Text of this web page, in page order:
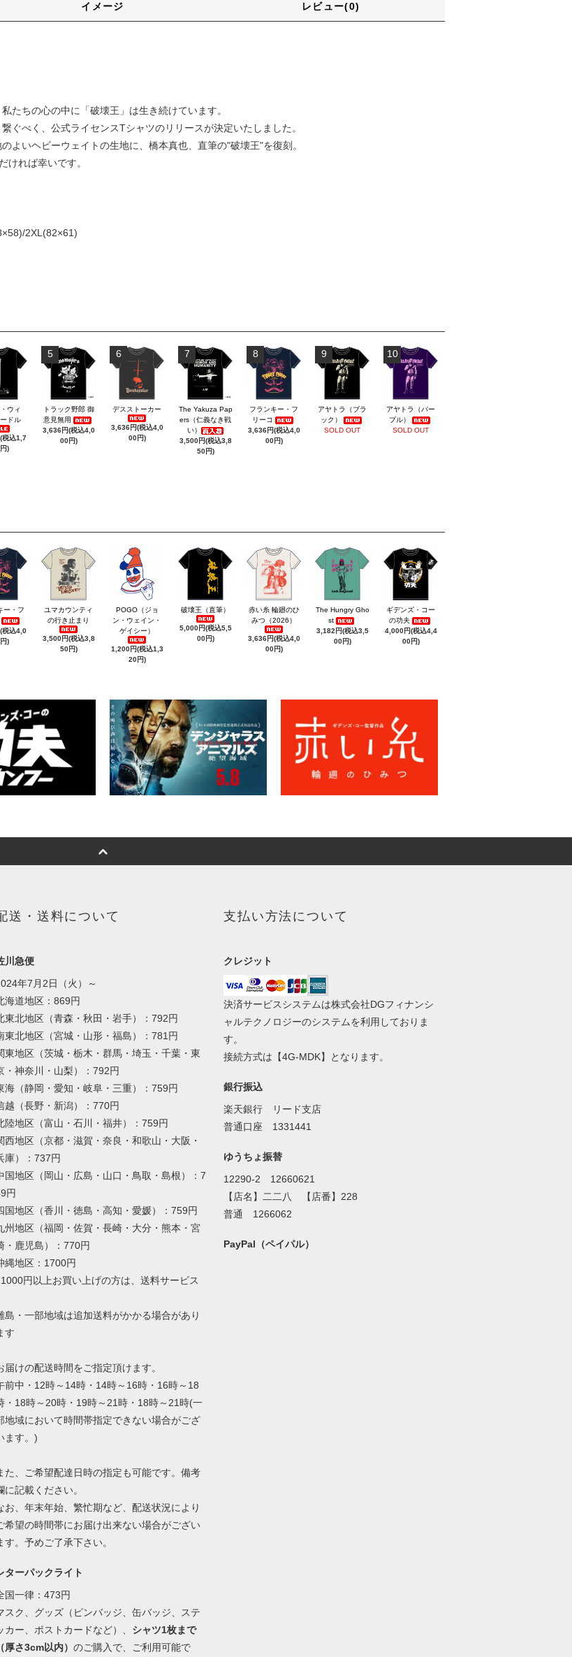
イメージ レビュー(0)
たちの心の中に「破壊王」は生き続けています。
ぐべく、公式ライセンスTシャツのリリースが決定いたしました。
よいヘビーウェイトの生地に、橋本真也、直筆の"破壊王"を復刻。
ければ幸いです。
2XL(82×61)
ウィ
ドル
税込1,7
)
5
トラック野郎 御
意見無用
3,636円(税込4,0
00円)
6
デスストーカー
3,636円(税込4,0
00円)
7
The Yakuza Pap
ers（仁義なき戦
い）
3,500円(税込3,8
50円)
8
フランキー・フ
リーコ
3,636円(税込4,0
00円)
9
アヤトラ（ブラ
ック）
SOLD OUT
10
アヤトラ（パー
プル）
SOLD OUT
ー・フ
税込4,0
)
ユマカウンティ
の行き止まり
3,500円(税込3,8
50円)
POGO（ジョ
ン・ウェイン・
ゲイシー）
1,200円(税込1,3
20円)
破壊王（直筆）
5,000円(税込5,5
00円)
赤い糸 輪廻のひ
みつ（2026）
3,636円(税込4,0
00円)
The Hungry Gho
st
3,182円(税込3,5
00円)
ギデンズ・コー
の功夫
4,000円(税込4,4
00円)
送・送料について
川急便
年7月2日（火）～
海道地区：869円
東北地区（青森・秋田・岩手）：792円
東北地区（宮城・山形・福島）：781円
東地区（茨城・栃木・群馬・埼玉・千葉・東
・神奈川・山梨）：792円
海（静岡・愛知・岐阜・三重）：759円
越（長野・新潟）：770円
陸地区（富山・石川・福井）：759円
西地区（京都・滋賀・奈良・和歌山・大阪・
庫）：737円
国地区（岡山・広島・山口・鳥取・島根）：7
円
国地区（香川・徳島・高知・愛媛）：759円
州地区（福岡・佐賀・長崎・大分・熊本・宮
・鹿児島）：770円
縄地区：1700円
円以上お買い上げの方は、送料サービス
島・一部地域は追加送料がかかる場合があり
す
届けの配送時間をご指定頂けます。
前中・12時～14時・14時～16時・16時～18
・18時～20時・19時～21時・18時～21時(一
地域において時間帯指定できない場合がござ
ます。)
た、ご希望配達日時の指定も可能です。備考
に記載ください。
お、年末年始、繁忙期など、配送状況により
希望の時間帯にお届け出来ない場合がござい
す。予めご了承下さい。
ターパックライト
国一律：473円
スク、グッズ（ピンバッジ、缶バッジ、ステ
カー、ポストカードなど）、 シャツ1枚まで
（厚さ3cm以内）のご購入で、ご利用可能で
支払い方法について
クレジット
決済サービスシステムは株式会社DGフィナンシ
ャルテクノロジーのシステムを利用しておりま
す。
接続方式は【4G-MDK】となります。
銀行振込
楽天銀行 リード支店
普通口座 1331441
ゆうちょ振替
12290-2 12660621
【店名】二二八 【店番】228
普通 1266062
PayPal（ペイパル）